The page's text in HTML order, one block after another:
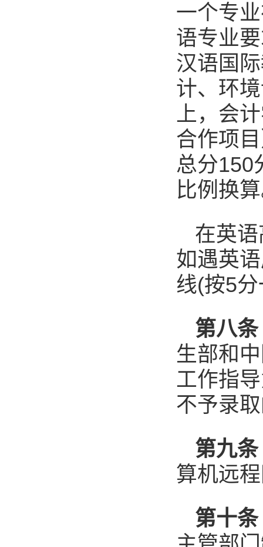
一个专
语专业
汉语国
计、环
上，会
合作项
总分150
比例换
在英
如遇英
线(按5
第八
生部和
工作指
不予录
第九条
算机远
第十条